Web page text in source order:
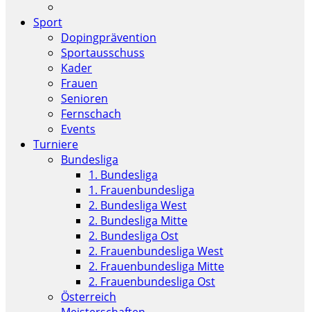
Sport
Dopingprävention
Sportausschuss
Kader
Frauen
Senioren
Fernschach
Events
Turniere
Bundesliga
1. Bundesliga
1. Frauenbundesliga
2. Bundesliga West
2. Bundesliga Mitte
2. Bundesliga Ost
2. Frauenbundesliga West
2. Frauenbundesliga Mitte
2. Frauenbundesliga Ost
Österreich